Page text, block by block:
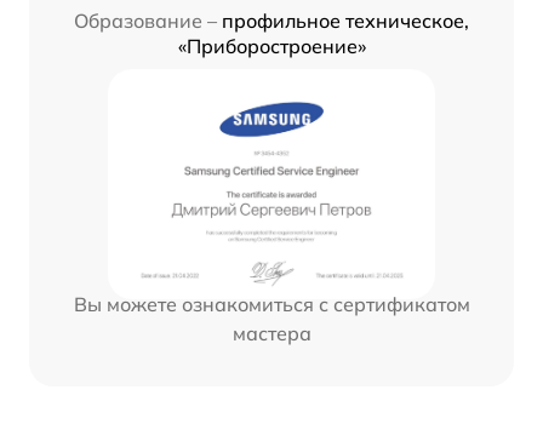
Образование – профильное техническое,
«Приборостроение»
Вы можете ознакомиться с сертификатом
мастера